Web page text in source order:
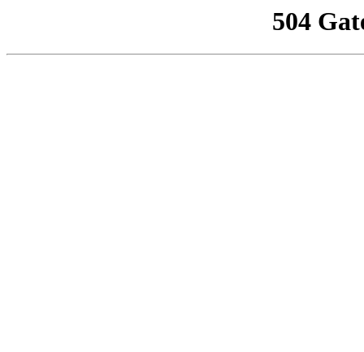
504